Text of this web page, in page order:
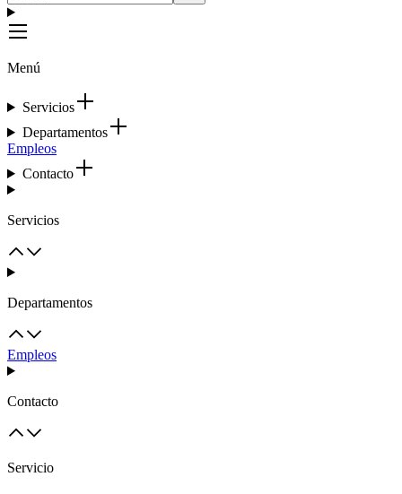
Menú
Servicios
Departamentos
Empleos
Contacto
Servicios
Departamentos
Empleos
Contacto
Servicio